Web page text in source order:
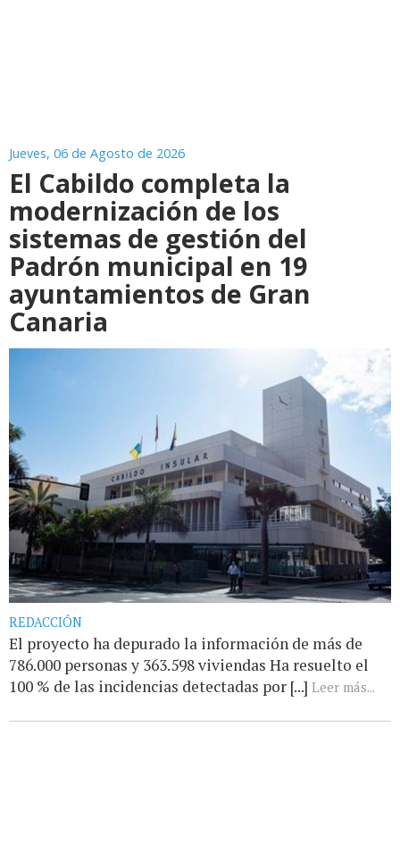
Jueves, 06 de Agosto de 2026
El Cabildo completa la
modernización de los
sistemas de gestión del
Padrón municipal en 19
ayuntamientos de Gran
Canaria
REDACCIÓN
El proyecto ha depurado la información de más de
786.000 personas y 363.598 viviendas Ha resuelto el
100 % de las incidencias detectadas por [...] Leer más...